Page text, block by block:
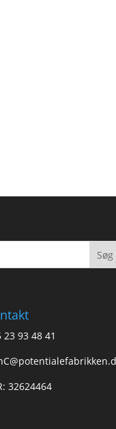
23 93 48 41
32624464